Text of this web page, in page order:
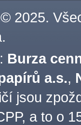
2025.
Burza
a.s.,
jsou
a to o